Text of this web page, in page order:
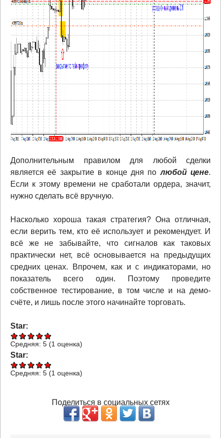
Дополнительным правилом для любой сделки
является её закрытие в конце дня полюбой цене.
Если к этому времени не сработали ордера, значит,
нужно сделать всё вручную.
Насколько хороша такая стратегия? Она отличная,
если верить тем, кто её использует и рекомендует. И
всё же не забывайте, что сигналов как таковых
практически нет, всё основывается на предыдущих
средних ценах. Впрочем, как и с индикаторами, но
показатель всего один. Поэтому проведите
собственное тестирование, в том числе и на демо-
счёте, и лишь после этого начинайте торговать.
Star:
Средняя: 5 (1 оценка)
Star:
Средняя: 5 (1 оценка)
Поделиться в социальных сетях